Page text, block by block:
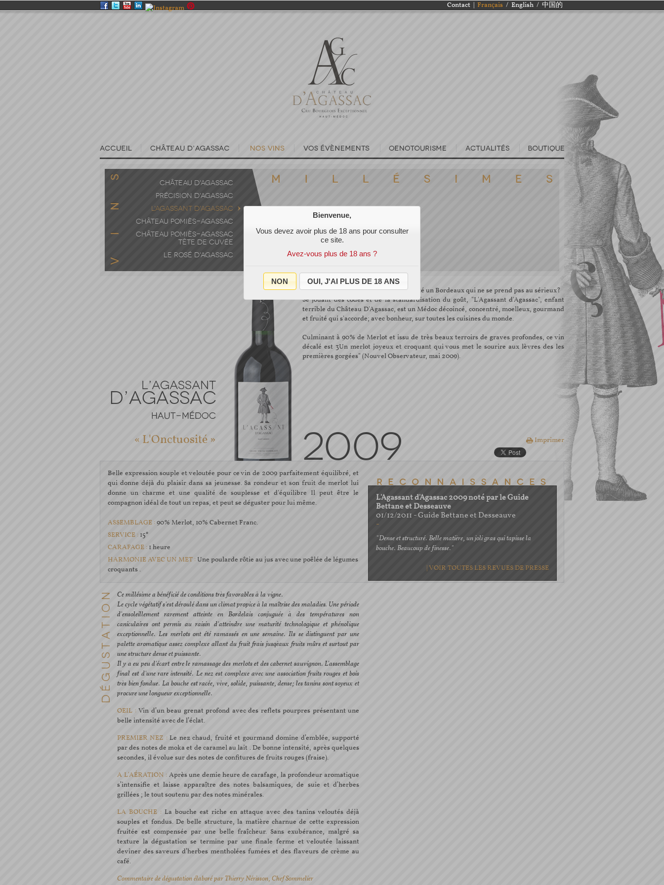
Contact | Français / English / 中国的
CHÂTEAU D'AGASSAC
PRÉCISION D'AGASSAC
L'AGASSANT D'AGASSAC
CHÂTEAU POMIÈS-AGASSAC
CHÂTEAU POMIÈS-AGASSAC
TÊTE DE CUVÉE
LE ROSÉ D'AGASSAC
2006 2007
2010
2011 2012
« L'Onctuosité »
... Sérieusement, avez vous déjà dégusté un Bordeaux qui ne se prend pas au sérieux?
Se jouant des codes et de la standardisation du goût, "L'Agassant d'Agassac", enfant
terrible du Château D'Agassac, est un Médoc décoincé, concentré, moelleux, gourmand
et fruité qui s'accorde; avec bonheur, sur toutes les cuisines du monde.
Culminant à 90% de Merlot et issu de très beaux terroirs de graves profondes, ce vin
décalé est 3Un merlot joyeux et croquant qui vous met le sourire aux lèvres des les
premières gorgées" (Nouvel Observateur, mai 2009).
2009 Imprimer
Belle expression souple et veloutée pour ce vin de 2009 parfaitement équilibré, et
qui donne déjà du plaisir dans sa jeunesse. Sa rondeur et son fruit de merlot lui
donne un charme et une qualité de souplesse et d'équilibre Il peut être le
compagnon idéal de tout un repas, et peut se déguster pour lui même.
ASSEMBLAGE :90% Merlot, 10% Cabernet Franc.
SERVICE : 15°
CARAFAGE : 1 heure
HARMONIE AVEC UN MET : Une poularde rôtie au jus avec une poêlée de légumes
croquants .
Ce millésime a bénéficié de conditions très favorables à la vigne.
Le cycle végétatif s'est déroulé dans un climat propice à la maîtrise des maladies. Une période
d'ensoleillement rarement atteinte en Bordelais conjuguée à des températures non
caniculaires ont permis au raisin d'atteindre une maturité technologique et phénolique
exceptionnelle. Les merlots ont été ramassés en une semaine. Ils se distinguent par une
palette aromatique assez complexe allant du fruit frais jusqèaux fruits mûrs et surtout par
une structure dense et puissante.
Il y a eu peu d'écart entre le ramassage des merlots et des cabernet sauvignon. L'assemblage
final est d'une rare intensité. Le nez est complexe avec une association fruits rouges et bois
très bien fondue. La bouche est racée, vive, solide, puissante, dense; les tanins sont soyeux et
procure une longueur exceptionnelle.
OEIL :Vin d’un beau grenat profond avec des reflets pourpres présentant une
belle intensité avec de l’éclat.
PREMIER NEZ :Le nez chaud, fruité et gourmand domine d’emblée, supporté
par des notes de moka et de caramel au lait . De bonne intensité, après quelques
secondes, il évolue sur des notes de confitures de fruits rouges (fraise).
A L'AÉRATION : Après une demie heure de carafage, la profondeur aromatique
s’intensifie et laisse apparaître des notes balsamiques, de suie et d’herbes
grillées ; le tout soutenu par des notes minérales.
LA BOUCHE : La bouche est riche en attaque avec des tanins veloutés déjà
souples et fondus. De belle structure, la matière charnue de cette expression
fruitée est compensée par une belle fraîcheur. Sans exubérance, malgré sa
texture la dégustation se termine par une finale ferme et veloutée laissant
deviner des saveurs d’herbes mentholées fumées et des flaveurs de crème au
café.
Commentaire de dégustation élaboré par Thierry Nérisson, Chef Sommelier
L'Agassant d'Agassac 2009 noté par le Guide
Bettane et Desseauve
01/12/2011 - Guide Bettane et Desseauve
-
"Dense et structuré. Belle matière, un joli gras qui tapisse la
bouche. Beaucoup de finesse."
| VOIR TOUTES LES REVUES DE PRESSE
Bienvenue,
Vous devez avoir plus de 18 ans pour consulter
ce site.
Avez-vous plus de 18 ans ?
NON OUI, J'AI PLUS DE 18 ANS